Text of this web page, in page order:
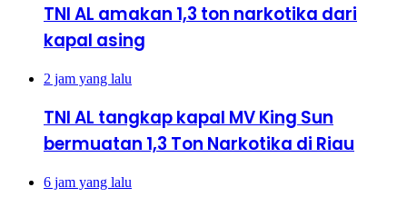
TNI AL amakan 1,3 ton narkotika dari
kapal asing
2 jam yang lalu
TNI AL tangkap kapal MV King Sun
bermuatan 1,3 Ton Narkotika di Riau
6 jam yang lalu